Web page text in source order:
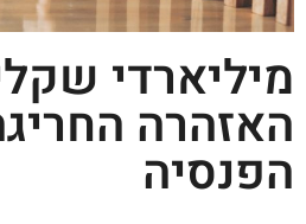
מיליארדי
האזהרה
הפנסיה